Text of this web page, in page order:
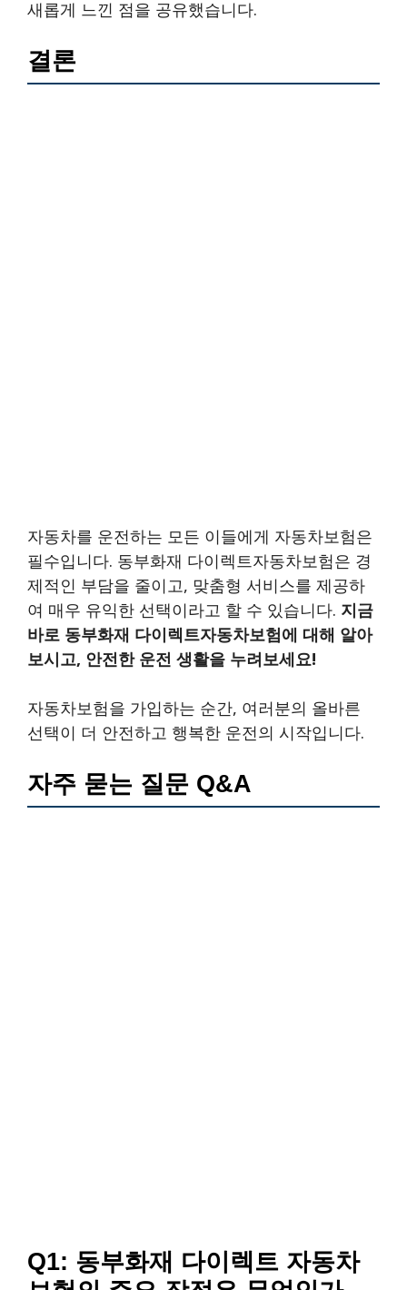
새롭게 느낀 점을 공유했습니다.
결론
자동차를 운전하는 모든 이들에게 자동차보험은
필수입니다. 동부화재 다이렉트자동차보험은 경
제적인 부담을 줄이고, 맞춤형 서비스를 제공하
여 매우 유익한 선택이라고 할 수 있습니다. 지금
바로 동부화재 다이렉트자동차보험에 대해 알아
보시고, 안전한 운전 생활을 누려보세요!
자동차보험을 가입하는 순간, 여러분의 올바른
선택이 더 안전하고 행복한 운전의 시작입니다.
자주 묻는 질문 Q&A
Q1: 동부화재 다이렉트 자동차